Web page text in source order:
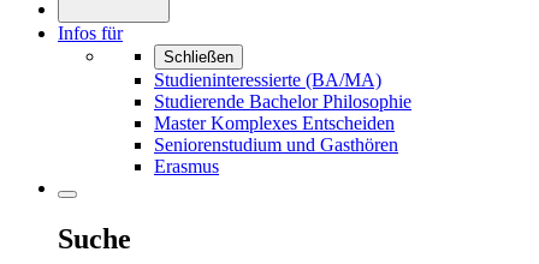
Infos für
Schließen
Studieninteressierte (BA/MA)
Studierende Bachelor Philosophie
Master Komplexes Entscheiden
Seniorenstudium und Gasthören
Erasmus
Suche